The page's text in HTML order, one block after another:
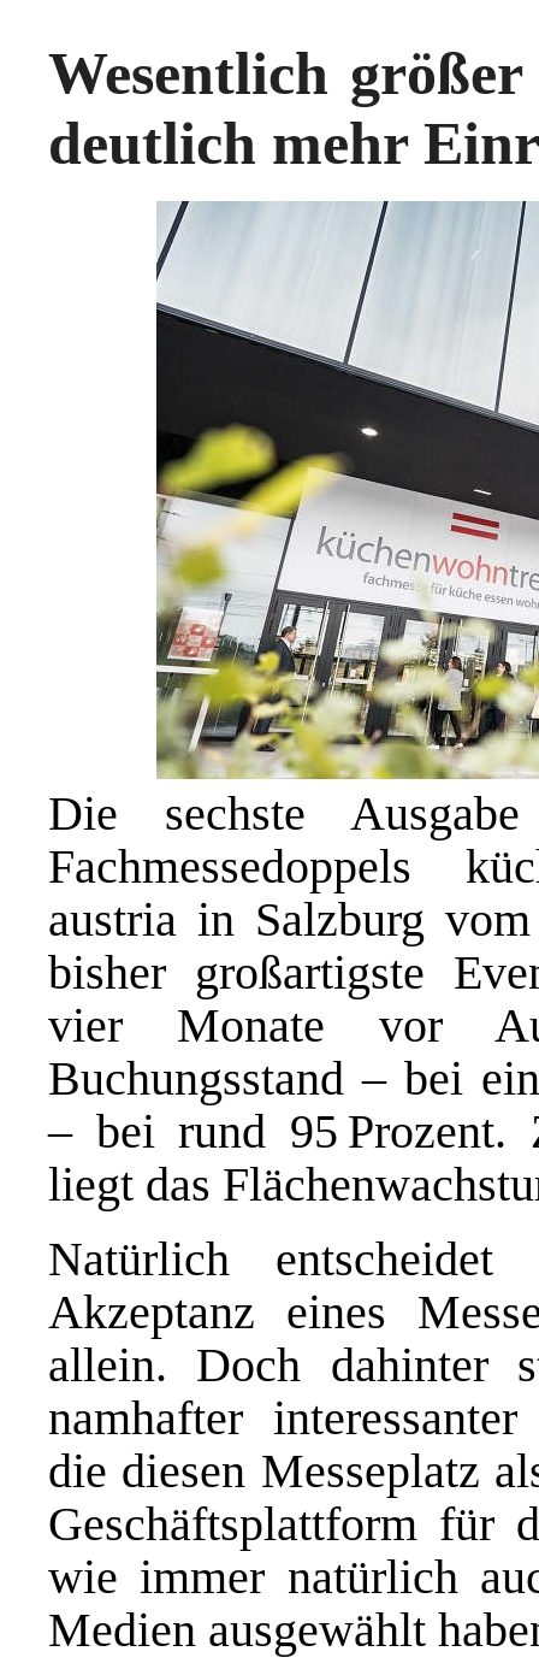
Wesentlich
deutlich mehr
Die sechste
Fachmessedoppels
austria in Salzburg
bisher großartigste
vier Monate vor
Buchungsstand – bei
– bei rund 95 Prozent.
liegt das
Natürlich
Akzeptanz eines
allein. Doch dahinter
namhafter
die diesen Messeplatz
Geschäftsplattform für
wie immer natürlich
Medien ausgewählt